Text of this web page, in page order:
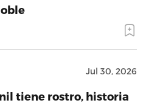
Jul 30, 2026
tiene rostro, historia